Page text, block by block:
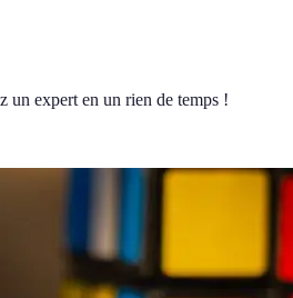
un expert en un rien de temps !